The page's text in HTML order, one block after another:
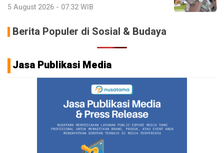
5 August 2026 - 07:32 WIB
Berita Populer di Sosial & Budaya
Jasa Publikasi Media